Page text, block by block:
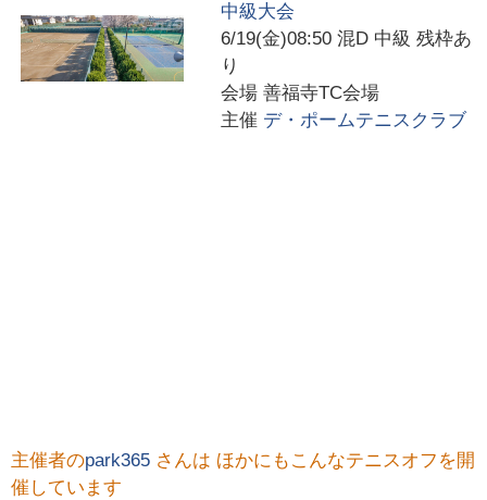
中級大会
6/19(金)08:50 混D 中級 残枠あ
り
会場 善福寺TC会場
主催 デ・ポームテニスクラブ
主催者のpark365 さんは ほかにもこんなテニスオフを開
催しています